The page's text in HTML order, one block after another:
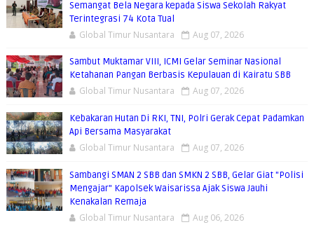
Semangat Bela Negara kepada Siswa Sekolah Rakyat
Terintegrasi 74 Kota Tual
Global Timur Nusantara Aug 07, 2026
Sambut Muktamar VIII, ICMI Gelar Seminar Nasional
Ketahanan Pangan Berbasis Kepulauan di Kairatu SBB
Global Timur Nusantara Aug 07, 2026
Kebakaran Hutan Di RKI, TNI, Polri Gerak Cepat Padamkan
Api Bersama Masyarakat
Global Timur Nusantara Aug 07, 2026
Sambangi SMAN 2 SBB dan SMKN 2 SBB, Gelar Giat "Polisi
Mengajar" Kapolsek Waisarissa Ajak Siswa Jauhi
Kenakalan Remaja
Global Timur Nusantara Aug 06, 2026